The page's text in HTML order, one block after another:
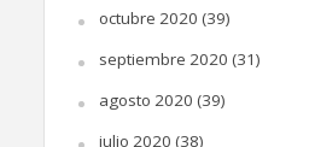
octubre 2020 (39)
septiembre 2020 (31)
agosto 2020 (39)
julio 2020 (38)